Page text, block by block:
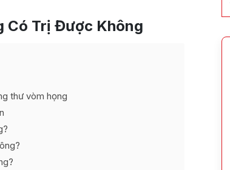
Có Trị Được Không
thư vòm họng